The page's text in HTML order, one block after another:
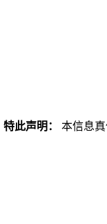
特此声明： 本信息